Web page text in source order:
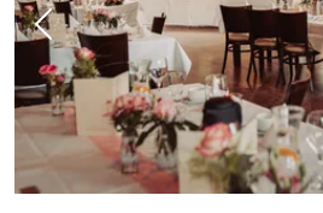
Vorheriges Bild